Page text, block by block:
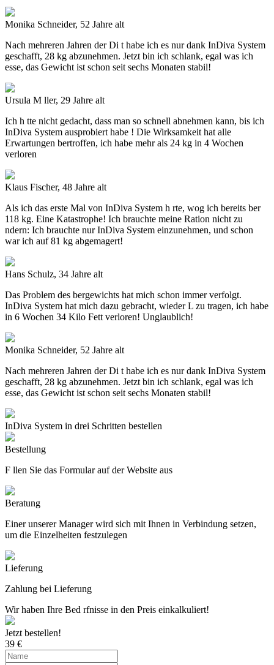
Monika Schneider, 52 Jahre alt
Nach mehreren Jahren der Di t habe ich es nur dank InDiva System
geschafft, 28 kg abzunehmen. Jetzt bin ich schlank, egal was ich
esse, das Gewicht ist schon seit sechs Monaten stabil!
Ursula M ller, 29 Jahre alt
Ich h tte nicht gedacht, dass man so schnell abnehmen kann, bis ich
InDiva System ausprobiert habe ! Die Wirksamkeit hat alle
Erwartungen bertroffen, ich habe mehr als 24 kg in 4 Wochen
verloren
Klaus Fischer, 48 Jahre alt
Als ich das erste Mal von InDiva System h rte, wog ich bereits ber
118 kg. Eine Katastrophe! Ich brauchte meine Ration nicht zu
ndern: Ich brauchte nurInDiva System einzunehmen, und schon
war ich auf 81 kg abgemagert!
Hans Schulz, 34 Jahre alt
Das Problem des bergewichts hat mich schon immer verfolgt.
InDiva System hat mich dazu gebracht, wieder L zu tragen, ich habe
in 6 Wochen 34 Kilo Fett verloren! Unglaublich!
Monika Schneider, 52 Jahre alt
Nach mehreren Jahren der Di t habe ich es nur dank InDiva System
geschafft, 28 kg abzunehmen. Jetzt bin ich schlank, egal was ich
esse, das Gewicht ist schon seit sechs Monaten stabil!
InDiva System in drei Schritten bestellen
Bestellung
F llen Sie das Formular auf der Website aus
Beratung
Einer unserer Manager wird sich mit Ihnen in Verbindung setzen,
um die Einzelheiten festzulegen
Lieferung
Zahlung bei Lieferung
Wir haben Ihre Bed rfnisse in den Preis einkalkuliert!
Jetzt bestellen!
39 €